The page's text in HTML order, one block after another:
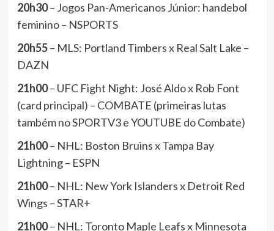
20h30– Jogos Pan-Americanos Júnior: handebol
feminino – NSPORTS
20h55– MLS: Portland Timbers x Real Salt Lake –
DAZN
21h00– UFC Fight Night: José Aldo x Rob Font
(card principal) – COMBATE (primeiras lutas
também no SPORTV3 e YOUTUBE do Combate)
21h00– NHL: Boston Bruins x Tampa Bay
Lightning – ESPN
21h00– NHL: New York Islanders x Detroit Red
Wings – STAR+
21h00– NHL: Toronto Maple Leafs x Minnesota